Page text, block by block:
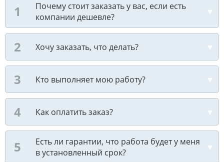
Почему стоит заказать у вас, если есть
компании дешевле?
Хочу заказать, что делать?
Кто выполняет мою работу?
Как оплатить заказ?
Есть ли гарантии, что работа будет у меня
в установленный срок?